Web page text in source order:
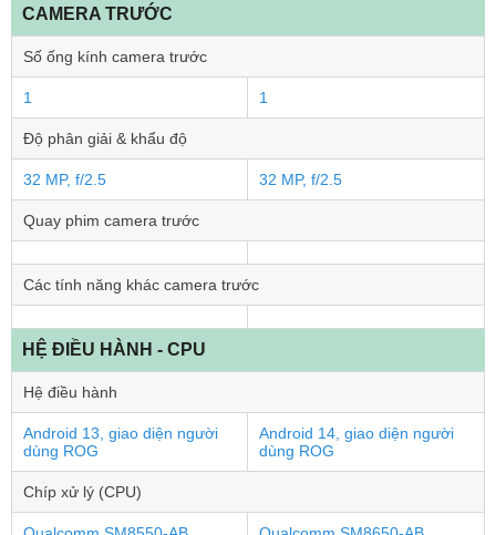
CAMERA TRƯỚC
Số ống kính camera trước
1 1
Độ phân giải & khẩu độ
32 MP, f/2.5 32 MP, f/2.5
Quay phim camera trước
Các tính năng khác camera trước
HỆ ĐIỀU HÀNH - CPU
Hệ điều hành
Android 13, giao diện người
dùng ROG
Android 14, giao diện người
dùng ROG
Chíp xử lý (CPU)